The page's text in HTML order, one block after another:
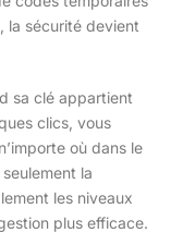
la sécurité devient
sa clé appartient
clics, vous
où dans le
la
les niveaux
plus efficace.